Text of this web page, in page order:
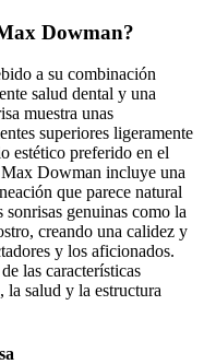
Dowman?
a su combinación
salud dental y una
muestra unas
superiores ligeramente
estético preferido en el
Max Dowman incluye una
que parece natural
genuinas como la
creando una calidez y
y los aficionados.
las características
la salud y la estructura